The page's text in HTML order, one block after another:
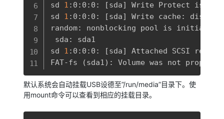
sd 1 :0:0:0: [sda]
Write Protect is off
sd 1 :0:0:0: [sda]
Write cache:
random: nonblocking pool is
sda: sda1
sd 1 :0:0:0: [sda]
Attached SCSI
FAT-fs
(sda1) : Volume was not
默认系统会自动挂载USB设德至”/run/media”目录下。使
用mount命令可以查看到相应的挂载目录。